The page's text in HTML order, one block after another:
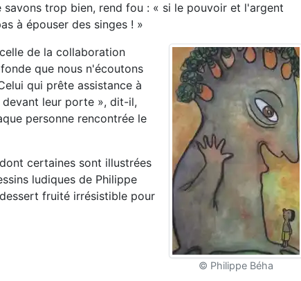
trop bien, rend fou : « si le pouvoir et l'argent
à épouser des singes ! »
© Philippe Béha
de la collaboration
que nous n'écoutons
qui prête assistance à
leur porte », dit-il,
personne rencontrée le
certaines sont illustrées
ludiques de Philippe
fruité irrésistible pour